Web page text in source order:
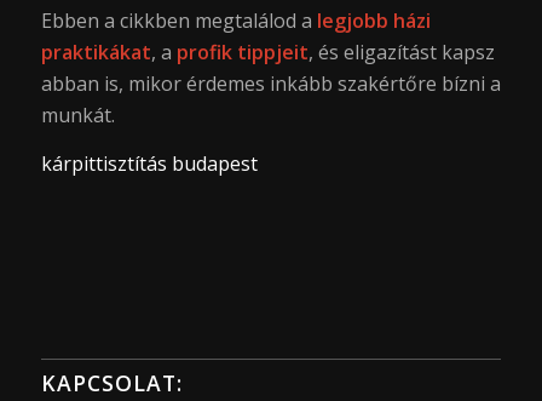
Ebben a cikkben megtalálod a legjobb házi
praktikákat, a profik tippjeit, és eligazítást kapsz
abban is, mikor érdemes inkább szakértőre bízni a
munkát.
kárpittisztítás budapest
KAPCSOLAT: